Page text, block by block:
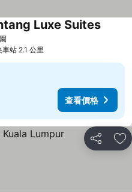
Luxe Suites查看價
站 2.1 公里
查看價格
分享 加